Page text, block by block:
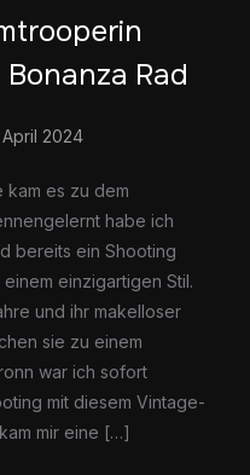
Rad
April 2024
kam es zu dem
habe ich
bereits ein Shooting
einzigartigen Stil.
und ihr makelloser
sie zu einem
war ich sofort
mit diesem Vintage-
mir eine […]